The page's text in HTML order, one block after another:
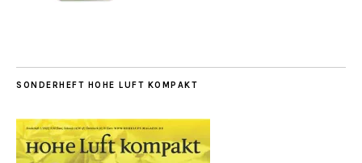
SONDERHEFT HOHE LUFT KOMPAKT